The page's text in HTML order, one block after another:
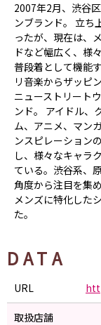
2007年2月、渋谷
ンブランド。 立ち
ったが、現在は、
ドなど幅広く、様
普段着として機能
リ音楽からザッピ
ニューストリート
ンド。 アイドル、
ム、アニメ、マン
ンスピレーション
し、様々なキャラ
ている。渋谷系、
角度から注目を集
メンズに特化した
た。
DATA
URL
取扱店舗